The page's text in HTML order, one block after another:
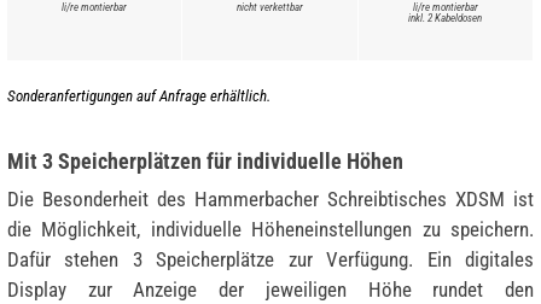
li/re montierbar nicht verkettbar
li/re montierbar
inkl. 2 Kabeldosen
Sonderanfertigungen auf Anfrage erhältlich.
Mit 3 Speicherplätzen für individuelle Höhen
Die Besonderheit des Hammerbacher Schreibtisches XDSM ist
die Möglichkeit, individuelle Höheneinstellungen zu speichern.
Dafür stehen 3 Speicherplätze zur Verfügung. Ein digitales
Display zur Anzeige der jeweiligen Höhe rundet den